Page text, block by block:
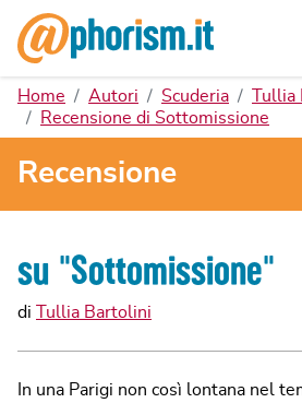
Home Autori Scuderia
Recensione di Sottomissione
Recensione
su "Sottomissione"
di Tullia Bartolini
In una Parigi non così lontana nel